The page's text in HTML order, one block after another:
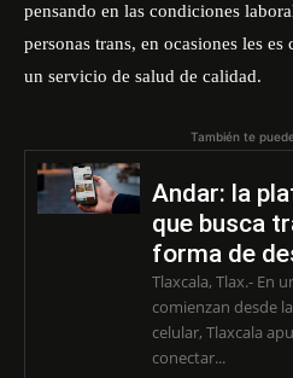
pensando en las condiciones
personas trans, en ocasiones les
un servicio de salud de calidad.
También te
Andar: la
que busca
forma de
Tlaxcala, Tlax.- En
comienzan desde
celular, Tlaxcala
conectar...